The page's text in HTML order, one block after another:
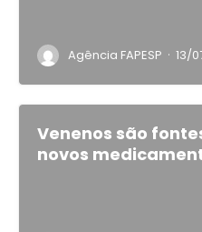
Agência FAPESP · 13/
Venenos são
novos